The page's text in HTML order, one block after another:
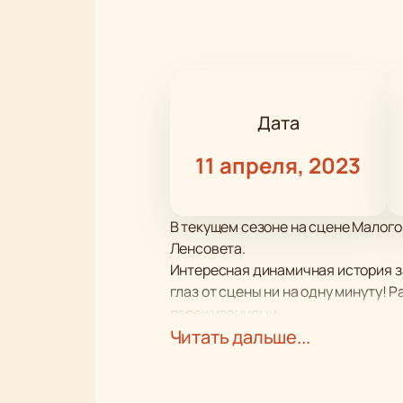
Дата
11 апреля, 2023
В текущем сезоне на сцене
Ленсовета.
Интересная динамичная история
глаз от сцены ни на одну минуту!
переживаниями.
Тонкая, интересная история
Читать дальше...